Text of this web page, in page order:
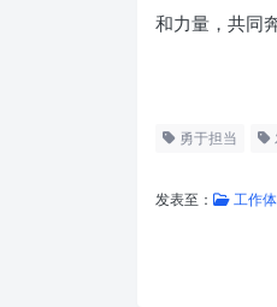
和力量，共同
勇于担当
发表至： 工作